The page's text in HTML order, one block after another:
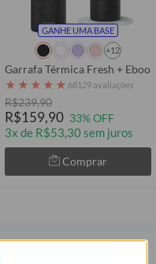
GANHE UMA BASE
+12
Garrafa Térmica Fresh +
★ ★ ★ ★ ★ 68129 avaliações
R$239,90
R$159,90 33% OFF
3x de R$53,30 sem juros
Comprar